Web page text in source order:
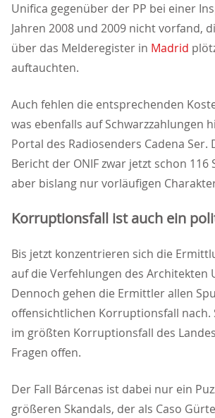
Unifica gegenüber der PP bei einer
Jahren 2008 und 2009 nicht vorfand,
über das Melderegister in Madrid
auftauchten.
Auch fehlen die entsprechenden
was ebenfalls auf Schwarzzahlungen
Portal des Radiosenders Cadena Ser.
Bericht der ONIF zwar jetzt schon 116
aber bislang nur vorläufigen
Korruptionsfall ist auch ein
Bis jetzt konzentrieren sich die
auf die Verfehlungen des Architekten
Dennoch gehen die Ermittler allen
offensichtlichen Korruptionsfall nach.
im größten Korruptionsfall des
Fragen offen.
Der Fall Bárcenas ist dabei nur ein
größeren Skandals, der als Caso